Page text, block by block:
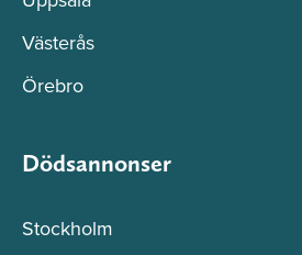
Västerås
Örebro
Dödsannonser
Stockholm